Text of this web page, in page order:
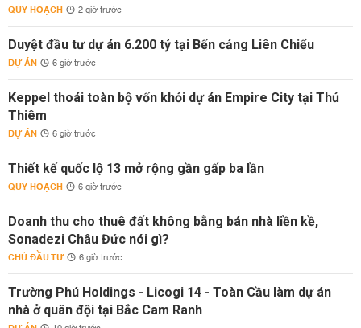
QUY HOẠCH 2 giờ trước
Duyệt đầu tư dự án 6.200 tỷ tại Bến cảng Liên Chiểu
DỰ ÁN 6 giờ trước
Keppel thoái toàn bộ vốn khỏi dự án Empire City tại Thủ
Thiêm
DỰ ÁN 6 giờ trước
Thiết kế quốc lộ 13 mở rộng gần gấp ba lần
QUY HOẠCH 6 giờ trước
Doanh thu cho thuê đất không bằng bán nhà liền kề,
Sonadezi Châu Đức nói gì?
CHỦ ĐẦU TƯ 6 giờ trước
Trường Phú Holdings - Licogi 14 - Toàn Cầu làm dự án
nhà ở quân đội tại Bắc Cam Ranh